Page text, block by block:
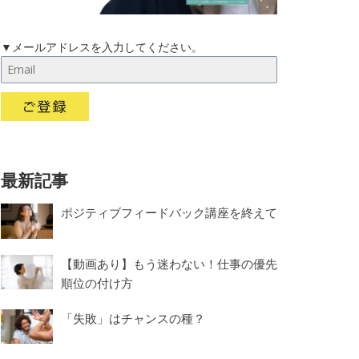
▼メールアドレスを入力してください。
最新記事
ポジティブフィードバック講座を終えて
【動画あり】もう迷わない！仕事の優先
順位の付け方
「失敗」はチャンスの種？